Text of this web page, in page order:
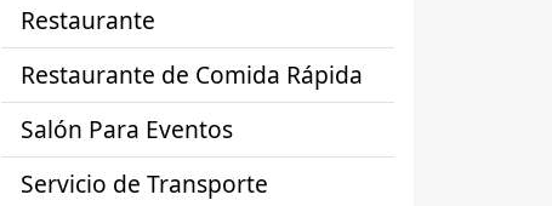
Restaurante
Restaurante de Comida Rápida
Salón Para Eventos
Servicio de Transporte